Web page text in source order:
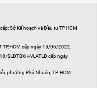
Sở Kế hoạch và Đầu tư TP HCM.
TP.HCM cấp ngày 15/06/2022.
SLĐTBXH-VLATLĐ cấp ngày
phường Phú Nhuận, TP. HCM